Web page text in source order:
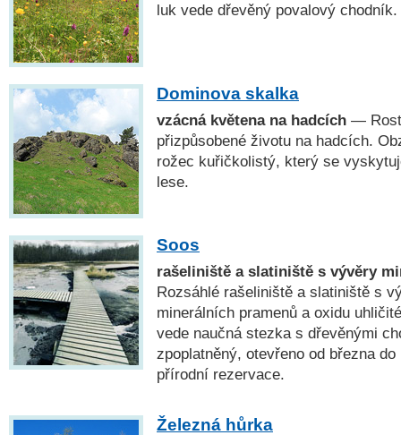
luk vede dřevěný povalový chodník.
Dominova skalka
vzácná květena na hadcích —
přizpůsobené životu na hadcích.
rožec kuřičkolistý, který se
lese.
Soos
rašeliniště a slatiniště s vývěry
Rozsáhlé rašeliniště a slatiniště s
minerálních pramenů a oxidu
vede naučná stezka s dřevěnými
zpoplatněný, otevřeno od března
přírodní rezervace.
Železná hůrka